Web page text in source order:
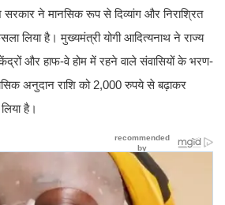
सरकार ने मानसिक रूप से दिव्यांग और निराश्रित
लिया है। मुख्यमंत्री योगी आदित्यनाथ ने राज्य
और हाफ-वे होम में रहने वाले संवासियों के भरण-
अनुदान राशि को 2,000 रुपये से बढ़ाकर
है।